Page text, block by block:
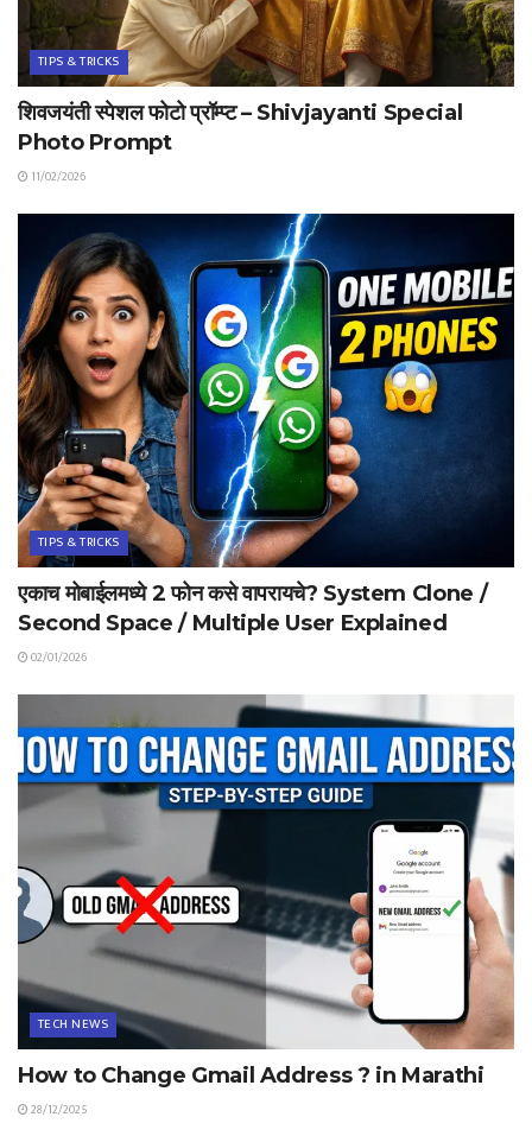
TIPS & TRICKS
शिवजयंती स्पेशल फोटो प्रॉम्प्ट – Shivjayanti Special
Photo Prompt
11/02/2026
TIPS & TRICKS
एकाच मोबाईलमध्ये 2 फोन कसे वापरायचे? System Clone /
Second Space / Multiple User Explained
02/01/2026
TECH NEWS
How to Change Gmail Address ? in Marathi
28/12/2025